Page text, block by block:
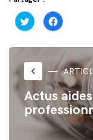
Cliquez
pour
partager
Twitter(ouvre
une
nouvelle
fenêtre)
Cliquez
pour
partager
dans
une
nouvelle
fenêtre)
keyboard_arrow_left
Actus